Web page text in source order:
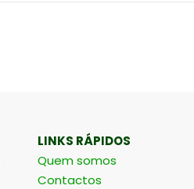
LINKS RÁPIDOS
Quem somos
Contactos